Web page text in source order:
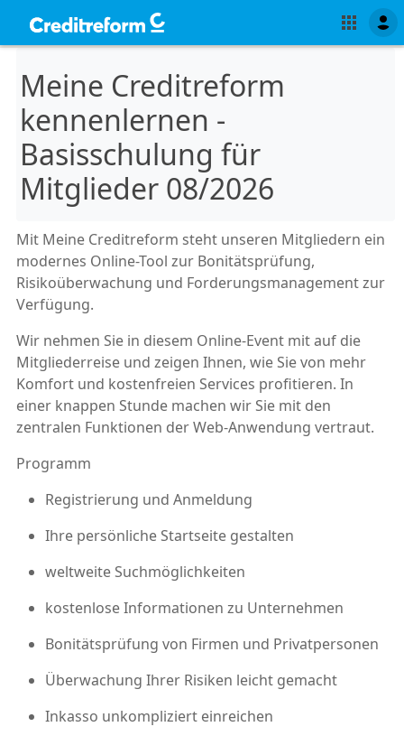
Meine Creditreform
kennenlernen -
Basisschulung für
Mitglieder 08/2026
Mit Meine Creditreform steht unseren Mitgliedern ein
modernes Online-Tool zur Bonitätsprüfung,
Risikoüberwachung und Forderungsmanagement zur
Verfügung.
Wir nehmen Sie in diesem Online-Event mit auf die
Mitgliederreise und zeigen Ihnen, wie Sie von mehr
Komfort und kostenfreien Services profitieren. In
einer knappen Stunde machen wir Sie mit den
zentralen Funktionen der Web-Anwendung vertraut.
Programm
Registrierung und Anmeldung
Ihre persönliche Startseite gestalten
weltweite Suchmöglichkeiten
kostenlose Informationen zu Unternehmen
Bonitätsprüfung von Firmen und Privatpersonen
Überwachung Ihrer Risiken leicht gemacht
Inkasso unkompliziert einreichen